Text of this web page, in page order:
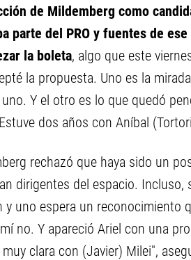
de Mildemberg como
parte del PRO y fuentes de
la boleta, algo que este
la propuesta. Uno es la
Y el otro es lo que quedó
dos años con Aníbal
rechazó que haya sido un
dirigentes del espacio.
y uno espera un reconocimiento
no. Y apareció Ariel con una
clara con (Javier) Milei",